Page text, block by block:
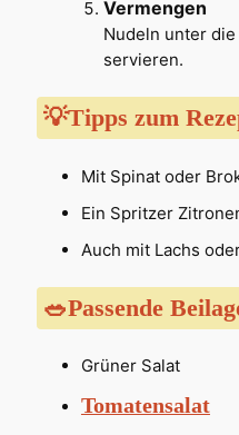
Vermengen
Nudeln unter
servieren.
💡Tipps zum
Mit Spinat oder
Ein Spritzer
Auch mit Lachs
🥗Passende
Grüner Salat
Tomatensalat